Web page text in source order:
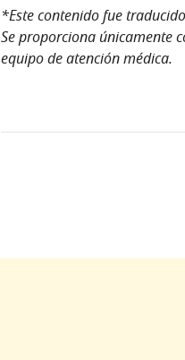
*Este contenido fue
Se proporciona únicamente
equipo de atención médica.